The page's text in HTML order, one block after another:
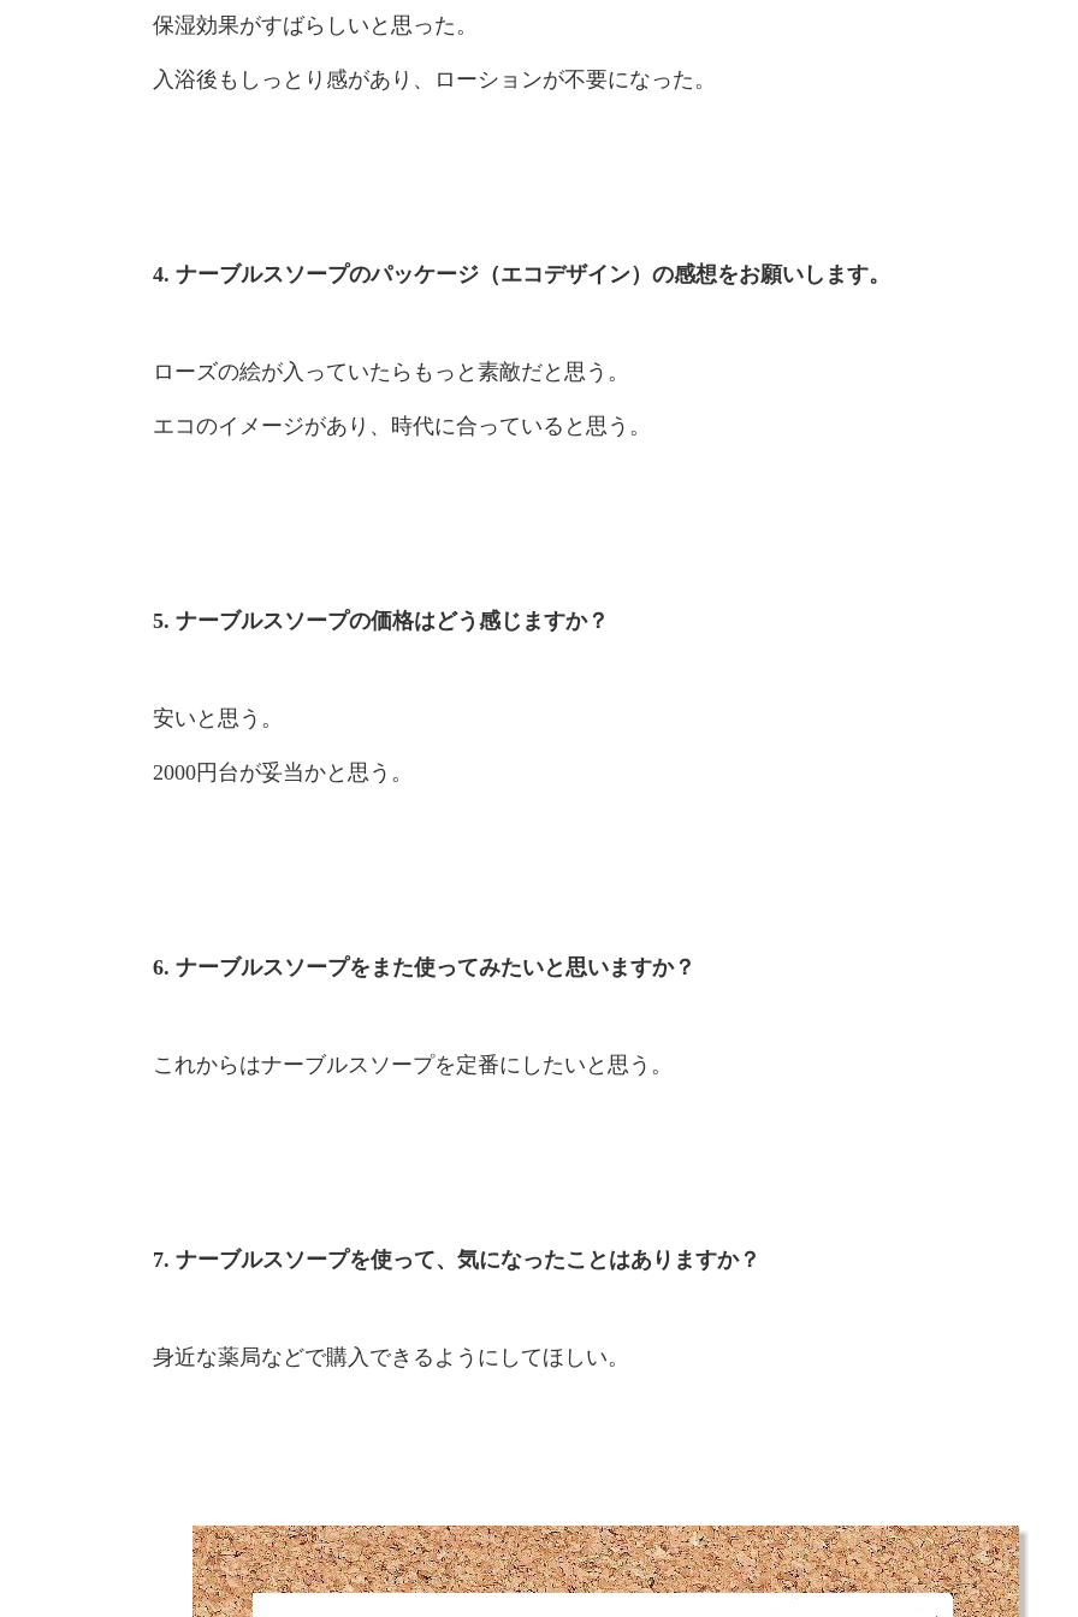
保湿効果がすばらしいと思った。
入浴後もしっとり感があり、ローションが不要になった。
4. ナーブルスソープのパッケージ（エコデザイン）の感想をお願いします。
ローズの絵が入っていたらもっと素敵だと思う。
エコのイメージがあり、時代に合っていると思う。
5. ナーブルスソープの価格はどう感じますか？
安いと思う。
2000円台が妥当かと思う。
6. ナーブルスソープをまた使ってみたいと思いますか？
これからはナーブルスソープを定番にしたいと思う。
7. ナーブルスソープを使って、気になったことはありますか？
身近な薬局などで購入できるようにしてほしい。